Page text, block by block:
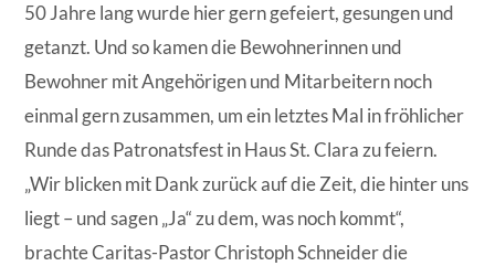
50 Jahre lang wurde hier gern gefeiert, gesungen und
getanzt. Und so kamen die Bewohnerinnen und
Bewohner mit Angehörigen und Mitarbeitern noch
einmal gern zusammen, um ein letztes Mal in fröhlicher
Runde das Patronatsfest in Haus St. Clara zu feiern.
„Wir blicken mit Dank zurück auf die Zeit, die hinter uns
liegt – und sagen „Ja“ zu dem, was noch kommt“,
brachte Caritas-Pastor Christoph Schneider die